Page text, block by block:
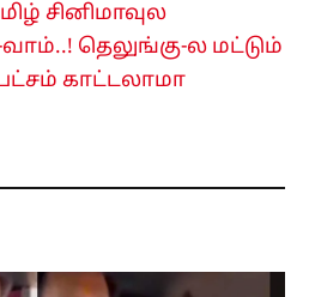
சினிமாவுல
தெலுங்கு-ல மட்டும்
காட்டலாமா